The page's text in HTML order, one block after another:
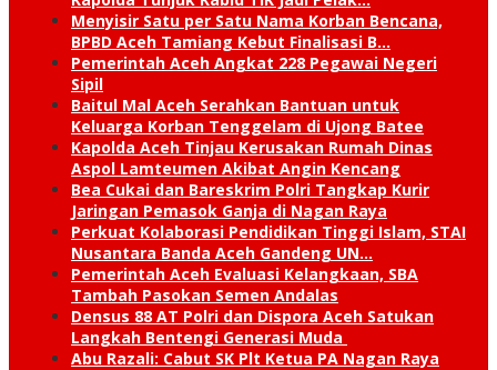
Menyisir Satu per Satu Nama Korban Bencana,
BPBD Aceh Tamiang Kebut Finalisasi B…
Pemerintah Aceh Angkat 228 Pegawai Negeri
Sipil
Baitul Mal Aceh Serahkan Bantuan untuk
Keluarga Korban Tenggelam di Ujong Batee
Kapolda Aceh Tinjau Kerusakan Rumah Dinas
Aspol Lamteumen Akibat Angin Kencang
Bea Cukai dan Bareskrim Polri Tangkap Kurir
Jaringan Pemasok Ganja di Nagan Raya
Perkuat Kolaborasi Pendidikan Tinggi Islam, STAI
Nusantara Banda Aceh Gandeng UN…
Pemerintah Aceh Evaluasi Kelangkaan, SBA
Tambah Pasokan Semen Andalas
Densus 88 AT Polri dan Dispora Aceh Satukan
Langkah Bentengi Generasi Muda
Abu Razali: Cabut SK Plt Ketua PA Nagan Raya